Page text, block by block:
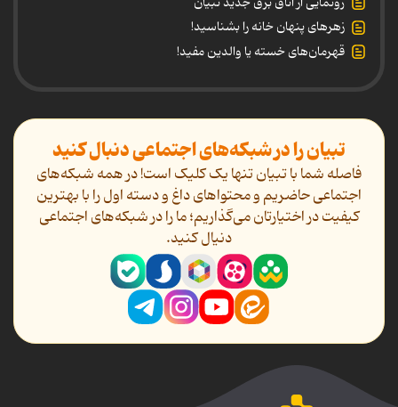
زهرهای پنهان خانه را بشناسید!
قهرمان‌های خسته یا والدین مفید!
تبیان را در شبکه‌های اجتماعی دنبال کنید
فاصله شما با تبیان تنها یک کلیک است! در همه شبکه‌های
اجتماعی حاضریم و محتواهای داغ و دسته اول را با بهترین
کیفیت در اختیارتان می‌گذاریم؛ ما را در شبکه‌های اجتماعی
دنیال کنید.